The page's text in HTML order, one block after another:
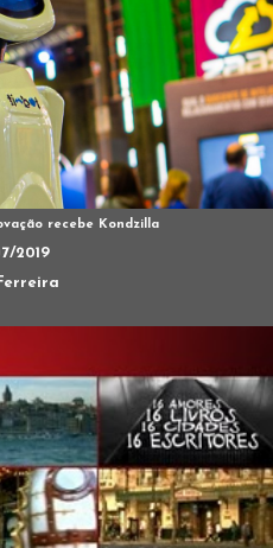
recebe Kondzilla
2019